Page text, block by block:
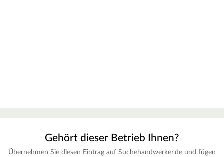
Gehört dieser Betrieb Ihnen?
Übernehmen Sie diesen Eintrag auf Suchehandwerker.de und fügen